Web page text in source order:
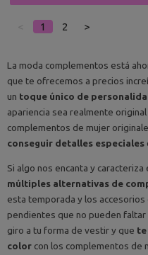
1 2 >
La moda complementos está
que te ofrecemos a precios
un toque único de
apariencia sea realmente
complementos de mujer
conseguir detalles especiales
Si algo nos encanta y
múltiples alternativas de
esta temporada y los
pendientes que no pueden faltar
giro a tu forma de vestir y que
color con los complementos de